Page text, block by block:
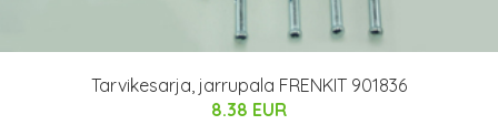
Tarvikesarja, jarrupala FRENKIT 901836
8.38 EUR